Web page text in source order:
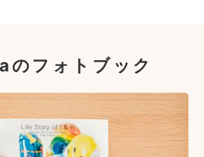
フォトブック